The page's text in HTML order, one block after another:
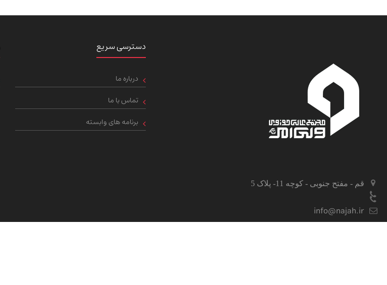
قم - مفتح جنوبی - کوچه 11- پلاک 5
info@najah.ir
دسترسی سریع
درباره ما
تماس با ما
برنامه های وابسته